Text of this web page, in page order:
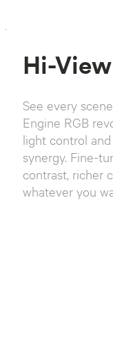
`
Hi-
See every
Engine RGB
light control
synergy. Fine-
contrast, richer
whatever you